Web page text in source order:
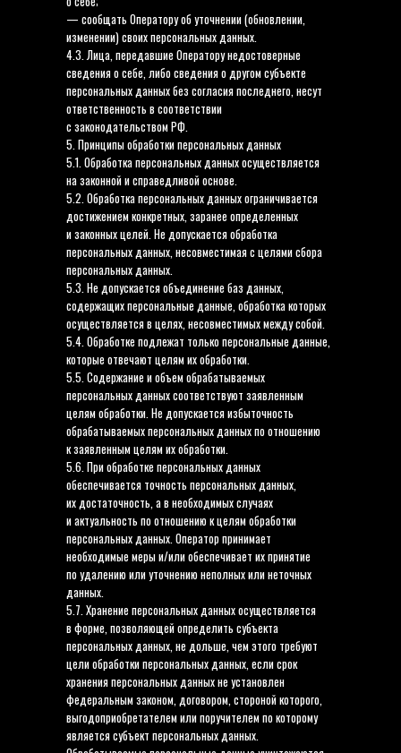
— сообщать Оператору об уточнении (обновлении,
изменении) своих персональных данных.
4.3. Лица, передавшие Оператору недостоверные
сведения о себе, либо сведения о другом субъекте
персональных данных без согласия последнего, несут
ответственность в соответствии
с законодательством РФ.
5. Принципы обработки персональных данных
5.1. Обработка персональных данных осуществляется
на законной и справедливой основе.
5.2. Обработка персональных данных ограничивается
достижением конкретных, заранее определенных
и законных целей. Не допускается обработка
персональных данных, несовместимая с целями сбора
персональных данных.
5.3. Не допускается объединение баз данных,
содержащих персональные данные, обработка которых
осуществляется в целях, несовместимых между собой.
5.4. Обработке подлежат только персональные данные,
которые отвечают целям их обработки.
5.5. Содержание и объем обрабатываемых
персональных данных соответствуют заявленным
целям обработки. Не допускается избыточность
обрабатываемых персональных данных по отношению
к заявленным целям их обработки.
5.6. При обработке персональных данных
обеспечивается точность персональных данных,
их достаточность, а в необходимых случаях
и актуальность по отношению к целям обработки
персональных данных. Оператор принимает
необходимые меры и/или обеспечивает их принятие
по удалению или уточнению неполных или неточных
данных.
5.7. Хранение персональных данных осуществляется
в форме, позволяющей определить субъекта
персональных данных, не дольше, чем этого требуют
цели обработки персональных данных, если срок
хранения персональных данных не установлен
федеральным законом, договором, стороной которого,
выгодоприобретателем или поручителем по которому
является субъект персональных данных.